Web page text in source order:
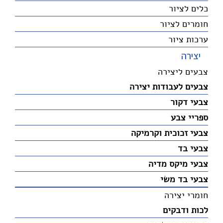
כלים לציור
חומרים לציור
ערכות ציור
יצירה
צבעים ליצירה
צבעים לעבודות יצירה
צבעי דקור
ספריי צבע
צבעי זכוכית וקרמיקה
צבעי בד
צבעי מיקס מדיה
צבעי בד משי
חומרי יצירה
לכות ודבקים